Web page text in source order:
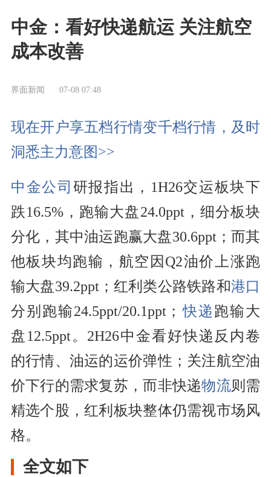
中金：看好快递航运 关注航空
成本改善
界面新闻 07-08 07:48
现在开户享五档行情变千档行情，及时
洞悉主力意图>>
中金公司 研报指出，1H26交运板块下
跌16.5%，跑输大盘24.0ppt，细分板块
分化，其中油运跑赢大盘30.6ppt；而其
他板块均跑输，航空因Q2油价上涨跑
输大盘39.2ppt；红利类公路铁路和港口
分别跑输24.5ppt/20.1ppt； 快递 跑输大
盘12.5ppt。2H26中金看好快递反内卷
的行情、油运的运价弹性；关注航空油
价下行的需求复苏，而非快递物流则需
精选个股，红利板块整体仍需视市场风
格。
全文如下